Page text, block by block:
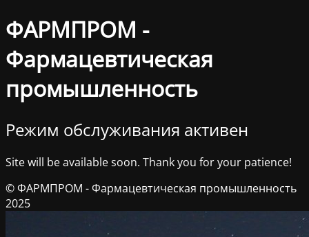
ФАРМПРОМ -
Фармацевтическая
промышленность
Режим обслуживания активен
Site will be available soon. Thank you for your patience!
© ФАРМПРОМ - Фармацевтическая промышленность
2025